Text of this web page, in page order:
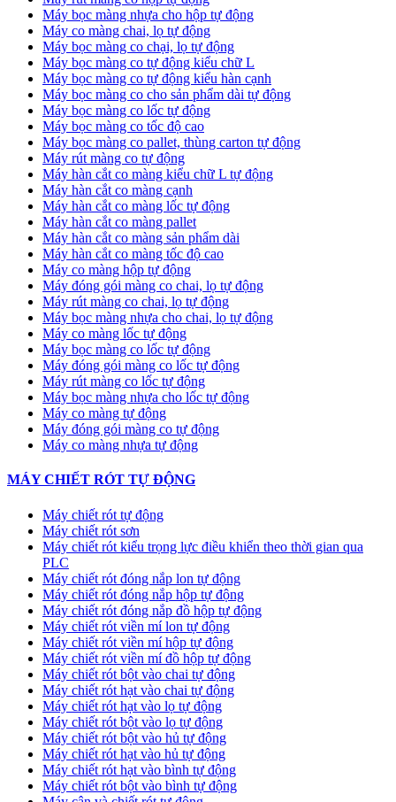
Máy bọc màng nhựa cho hộp tự động
Máy co màng chai, lọ tự động
Máy bọc màng co chại, lọ tự động
Máy bọc màng co tự động kiểu chữ L
Máy bọc màng co tự động kiểu hàn cạnh
Máy bọc màng co cho sản phẩm dài tự động
Máy bọc màng co lốc tự động
​Máy bọc màng co tốc độ cao
Máy bọc màng co pallet, thùng carton tự động
​Máy rút màng co tự động
​Máy hàn cắt co màng kiểu chữ L tự động
​Máy hàn cắt co màng cạnh
​Máy hàn cắt co màng lốc tự động
​Máy hàn cắt co màng pallet
​Máy hàn cắt co màng sản phẩm dài
​Máy hàn cắt co màng tốc độ cao
Máy co màng hộp tự động
Máy đóng gói màng co chai, lọ tự động
Máy rút màng co chai, lọ tự động
Máy bọc màng nhựa cho chai, lọ tự động
Máy co màng lốc tự động
Máy bọc màng co lốc tự động
Máy đóng gói màng co lốc tự động
Máy rút màng co lốc tự động
Máy bọc màng nhựa cho lốc tự động
Máy co màng tự động
Máy đóng gói màng co tự động
Máy co màng nhựa tự động
MÁY CHIẾT RÓT TỰ ĐỘNG
Máy chiết rót tự động
Máy chiết rót sơn
Máy chiết rót kiểu trọng lực điều khiển theo thời gian qua
PLC
Máy chiết rót đóng nắp lon tự động
Máy chiết rót đóng nắp hộp tự động
Máy chiết rót đóng nắp đồ hộp tự động
Máy chiết rót viền mí lon tự động
Máy chiết rót viền mí hộp tự động
Máy chiết rót viền mí đồ hộp tự động
Máy chiết rót bột vào chai tự động
Máy chiết rót hạt vào chai tự động
Máy chiết rót hạt vào lọ tự động
Máy chiết rót bột vào lọ tự động
Máy chiết rót bột vào hủ tự động
Máy chiết rót hạt vào hủ tự động
Máy chiết rót hạt vào bình tự động
Máy chiết rót bột vào bình tự động